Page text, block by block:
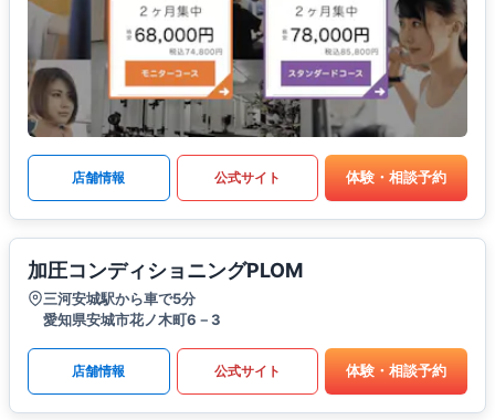
店舗情報 公式サイト 体験・相談予約
加圧コンディショニングPLOM
三河安城駅から車で5分
愛知県安城市花ノ木町6－3
店舗情報 公式サイト 体験・相談予約